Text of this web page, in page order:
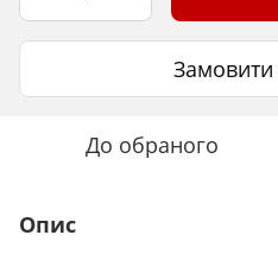
До обраного
Опис